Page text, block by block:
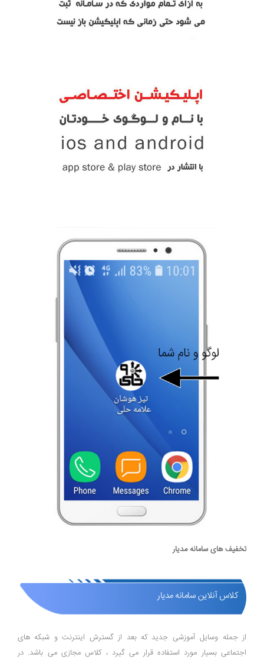
تخفیف های سامانه مدیار
کلاس آنلاین سامانه مدیار
از جمله وسایل آموزشی جدید که بعد از گسترش اینترنت و شبکه های
اجتماعی بسیار مورد استفاده قرار می گیرد ، کلاس مجازی می باشد. در